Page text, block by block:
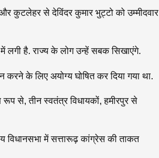
कुटलेहर से देविंदर कुमार भुट्टो को उम्मीदवार
लगी है. राज्य के लोग उन्हें सबक सिखाएंगे.
के लिए अयोग्य घोषित कर दिया गया था.
रूप से, तीन स्वतंत्र विधायकों, हमीरपुर से
विधानसभा में सत्तारूढ़ कांग्रेस की ताकत